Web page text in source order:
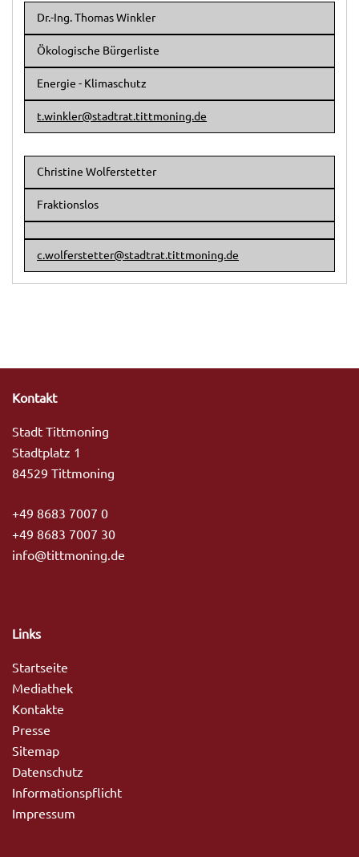
Dr.-Ing. Thomas Winkler
Ökologische Bürgerliste
Energie - Klimaschutz
t.winkler@stadtrat.tittmoning.de
Christine Wolferstetter
Fraktionslos
c.wolferstetter@stadtrat.tittmoning.de
Kontakt
Stadt Tittmoning
Stadtplatz 1
84529 Tittmoning
+49 8683 7007 0
+49 8683 7007 30
info@tittmoning.de
Links
Startseite
Mediathek
Kontakte
Presse
Sitemap
Datenschutz
Informationspflicht
Impressum